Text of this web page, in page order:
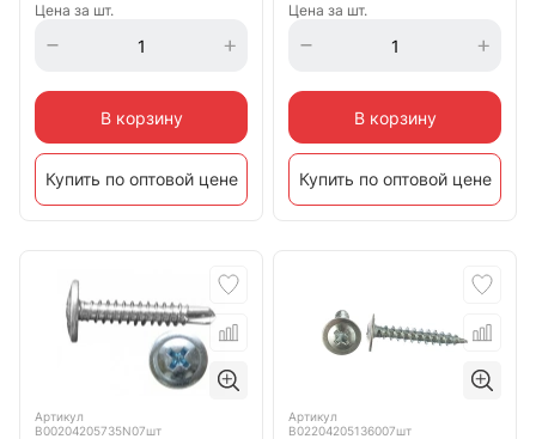
Цена за шт.
В корзину
Купить по оптовой цене
Цена за шт.
В корзину
Купить по оптовой цене
Артикул
B00204205735N07шт
Артикул
B02204205136007шт